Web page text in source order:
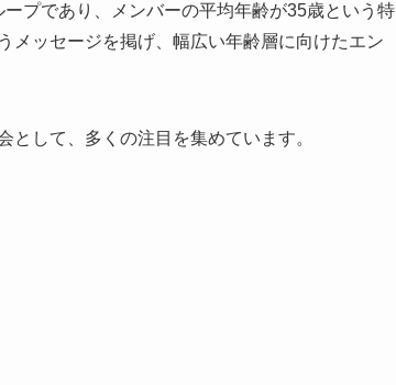
プであり、メンバーの平均年齢が35歳という特
メッセージを掲げ、幅広い年齢層に向けたエン
して、多くの注目を集めています。